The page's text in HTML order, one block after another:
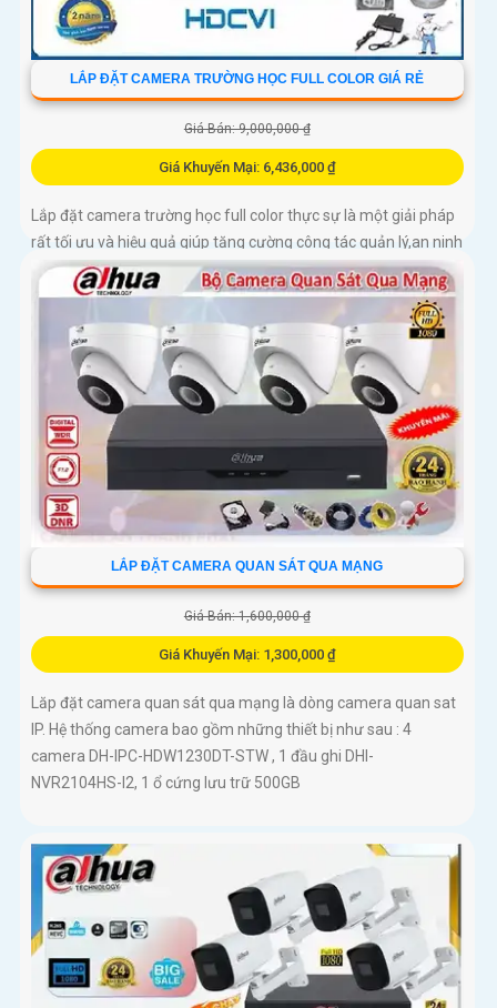
LẮP ĐẶT CAMERA TRƯỜNG HỌC FULL COLOR GIÁ RẺ
Giá Bán: 9,000,000 ₫
Giá Khuyến Mại: 6,436,000 ₫
Lắp đặt camera trường học full color thực sự là một giải pháp
rất tối ưu và hiệu quả giúp tăng cường công tác quản lý,an ninh
trong các trường học hiện nay. Ngoài ra camera còn...
LẮP ĐẶT CAMERA QUAN SÁT QUA MẠNG
Giá Bán: 1,600,000 ₫
Giá Khuyến Mại: 1,300,000 ₫
Lăp đặt camera quan sát qua mạng là dòng camera quan sat
IP. Hệ thống camera bao gồm những thiết bị như sau : 4
camera DH-IPC-HDW1230DT-STW , 1 đầu ghi DHI-
NVR2104HS-I2, 1 ổ cứng lưu trữ 500GB